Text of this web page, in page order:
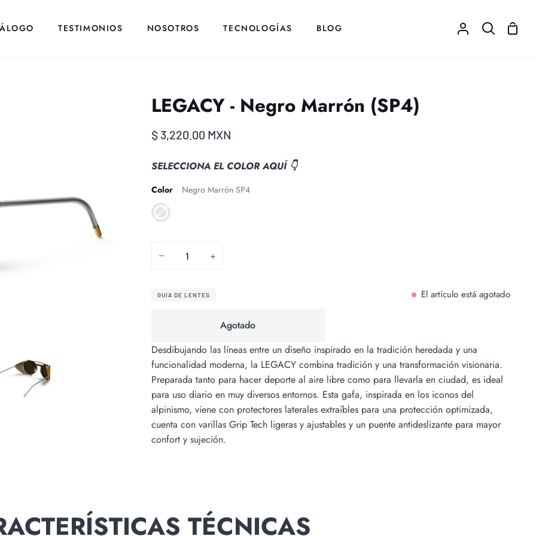
TESTIMONIOS NOSOTROS TECNOLOGÍAS BLOG
Mi
Buscar
LEGACY - Negro Marrón (SP4)
$ 3,220.00 MXN
SELECCIONA EL COLOR AQUÍ 👇
Color
Negro Marrón SP4
Negro
Marrón
SP4
− +
GUÍA DE LENTES El artículo está agotado
Agotado
Desdibujando las líneas entre un diseño inspirado en la tradición heredada y una
funcionalidad moderna, la LEGACY combina tradición y una transformación visionaria.
Preparada tanto para hacer deporte al aire libre como para llevarla en ciudad, es ideal
para uso diario en muy diversos entornos. Esta gafa, inspirada en los iconos del
alpinismo, viene con protectores laterales extraíbles para una protección optimizada,
cuenta con varillas Grip Tech ligeras y ajustables y un puente antideslizante para mayor
confort y sujeción.
TÉCNICAS